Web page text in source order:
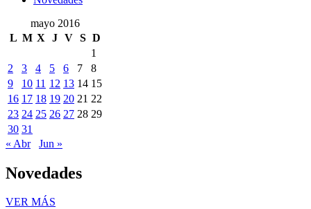
mayo 2016
L M X J V S D
1
2
3 4 5 6 7
8
9
10 11 12 13 14 15
16 17 18 19 20 21 22
23 24 25 26 27 28 29
30 31
« Abr
Jun »
Novedades
VER MÁS